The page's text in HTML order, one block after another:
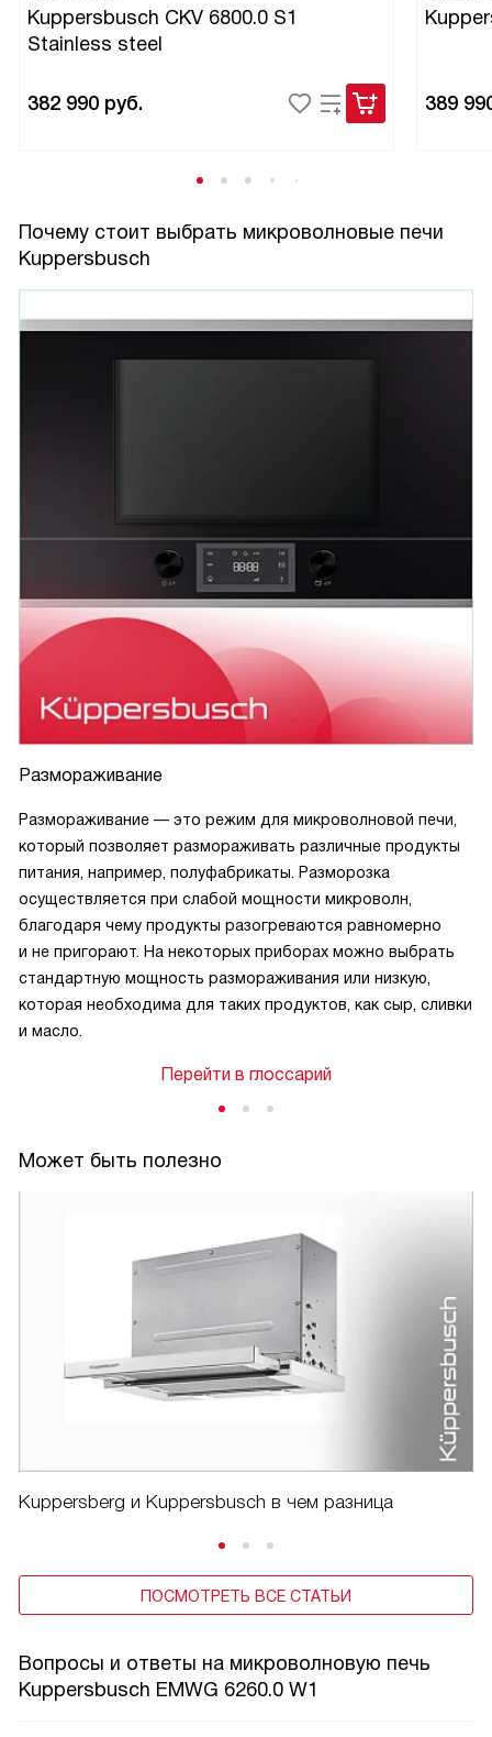
Kuppersbusch CKV 6800.0 S1
Stainless steel
382 990 руб. 389
Почему стоит выбрать микроволновые печи
Kuppersbusch
Размораживание
Размораживание — это режим для микроволновой печи,
который позволяет размораживать различные продукты
питания, например, полуфабрикаты. Разморозка
осуществляется при слабой мощности микроволн,
благодаря чему продукты разогреваются равномерно
и не пригорают. На некоторых приборах можно выбрать
стандартную мощность размораживания или низкую,
которая необходима для таких продуктов, как сыр, сливки
и масло.
Перейти в глоссарий
Может быть полезно
Kuppersberg и Kuppersbusch в чем разница
ПОСМОТРЕТЬ ВСЕ СТАТЬИ
Вопросы и ответы на микроволновую печь
Kuppersbusch EMWG 6260.0 W1